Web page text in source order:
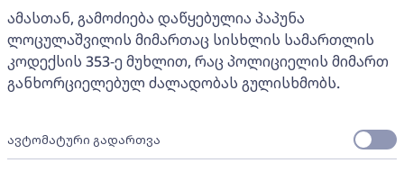
ამასთან, გამოძიება დაწყებულია პაპუნა
ლოცულაშვილის მიმართაც სისხლის სამართლის
კოდექსის 353-ე მუხლით, რაც პოლიციელის მიმართ
განხორციელებულ ძალადობას გულისხმობს.
ავტომატური გადართვა